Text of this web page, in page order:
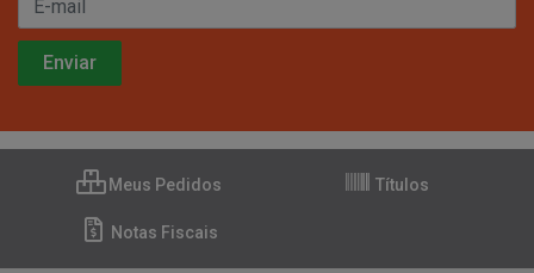
Meus Pedidos Títulos
Notas Fiscais